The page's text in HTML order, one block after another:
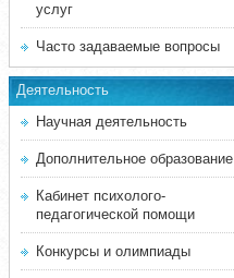
услуг
Часто задаваемые вопросы
Деятельность
Научная деятельность
Дополнительное образование
Кабинет психолого-
педагогической помощи
Конкурсы и олимпиады